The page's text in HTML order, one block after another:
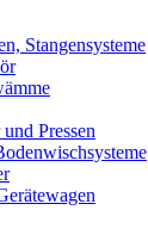
Stangensysteme
Pressen